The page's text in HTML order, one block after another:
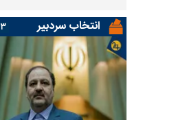
انتخاب سردبیر ۳